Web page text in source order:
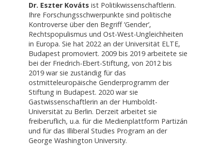
Dr. Eszter Kováts ist Politikwissenschaftlerin.
Ihre Forschungsschwerpunkte sind politische
Kontroverse über den Begriff ’Gender’,
Rechtspopulismus und Ost-West-Ungleichheiten
in Europa. Sie hat 2022 an der Universität ELTE,
Budapest promoviert. 2009 bis 2019 arbeitete sie
bei der Friedrich-Ebert-Stiftung, von 2012 bis
2019 war sie zuständig für das
ostmitteleuropäische Genderprogramm der
Stiftung in Budapest. 2020 war sie
Gastwissenschaftlerin an der Humboldt-
Universität zu Berlin. Derzeit arbeitet sie
freiberuflich, u.a. für die Medienplattform Partizán
und für das Illiberal Studies Program an der
George Washington University.